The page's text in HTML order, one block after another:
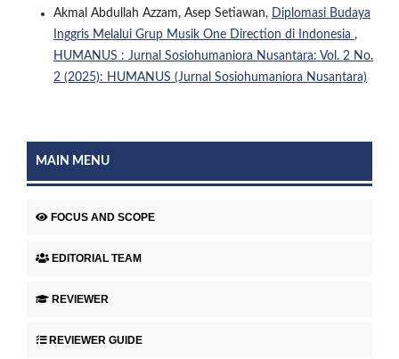
Akmal Abdullah Azzam, Asep Setiawan, Diplomasi Budaya
Inggris Melalui Grup Musik One Direction di Indonesia ,
HUMANUS : Jurnal Sosiohumaniora Nusantara: Vol. 2 No.
2 (2025): HUMANUS (Jurnal Sosiohumaniora Nusantara)
MAIN MENU
FOCUS AND SCOPE
EDITORIAL TEAM
REVIEWER
REVIEWER GUIDE